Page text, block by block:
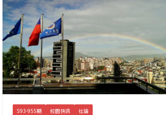
593-955期 校園快訊 社論